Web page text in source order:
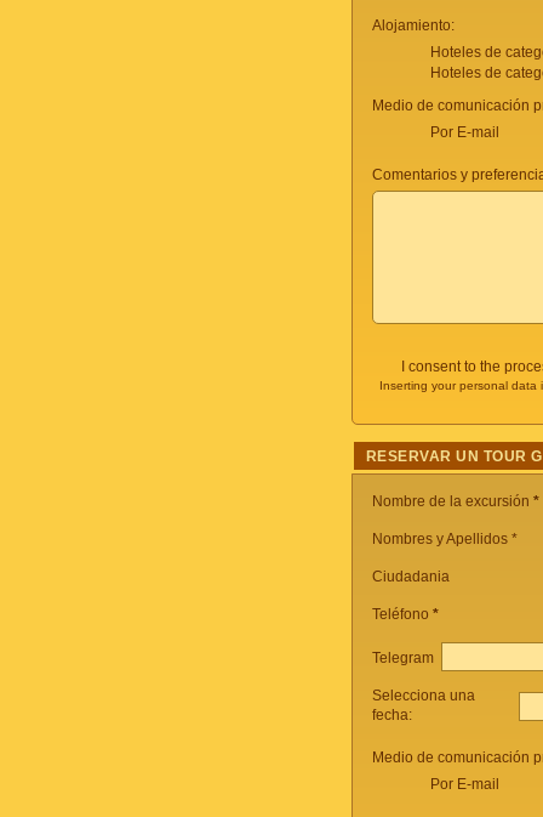
Alojamiento:
Hoteles de
Hoteles de
Medio de comunicación
Por E-mail
Comentarios y
I consent to the
Inserting your personal
RESERVAR UN TOUR
Nombre de la excursión *
Nombres y Apellidos *
Ciudadania
Teléfono *
Telegram
Selecciona una
fecha:
Medio de comunicación
Por E-mail